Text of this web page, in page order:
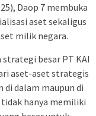
Daop 7 membuka
aset sekaligus
milik negara.
besar PT KAI
aset-aset strategis
di dalam maupun di
hanya memiliki